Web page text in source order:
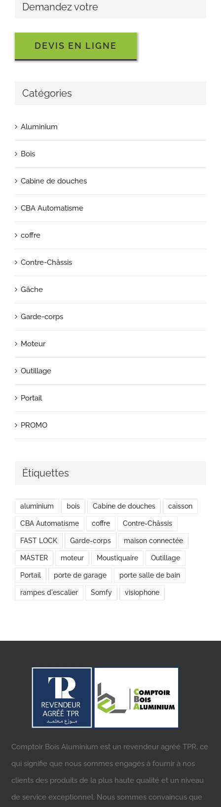
Demandez votre
DEVIS EN LIGNE
Catégories
Aluminium
Bois
Cabine de douches
CBA Automatisme
coffre
Contre-Châssis
Gâche
Garde-corps
Moteur
Outillage
Portail
PROMO
Étiquettes
aluminium bois Cabine de douches caisson
CBA Automatisme coffre Contre-Châssis
FAST LOCK Garde-corps maison connectée
MASTER moteur Moustiquaire Outillage
Portail porte de garage porte salle de bain
rampes d'escalier Somfy visiophone
Comptoir Bois Aluminium est un revendeur agréé TPR, ce
qui signifie que nous sommes engagés à fournir à nos
clients des produits de la plus haute qualité et un niveau
de service exceptionnel. Nous sommes convaincus que